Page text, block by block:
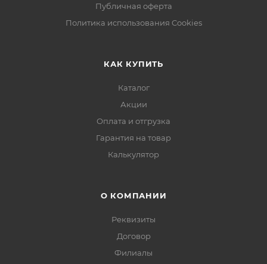
Публичная оферта
Политика использования Cookies
КАК КУПИТЬ
Каталог
Акции
Оплата и отгрузка
Гарантия на товар
Калькулятор
О КОМПАНИИ
Реквизиты
Договор
Филиалы